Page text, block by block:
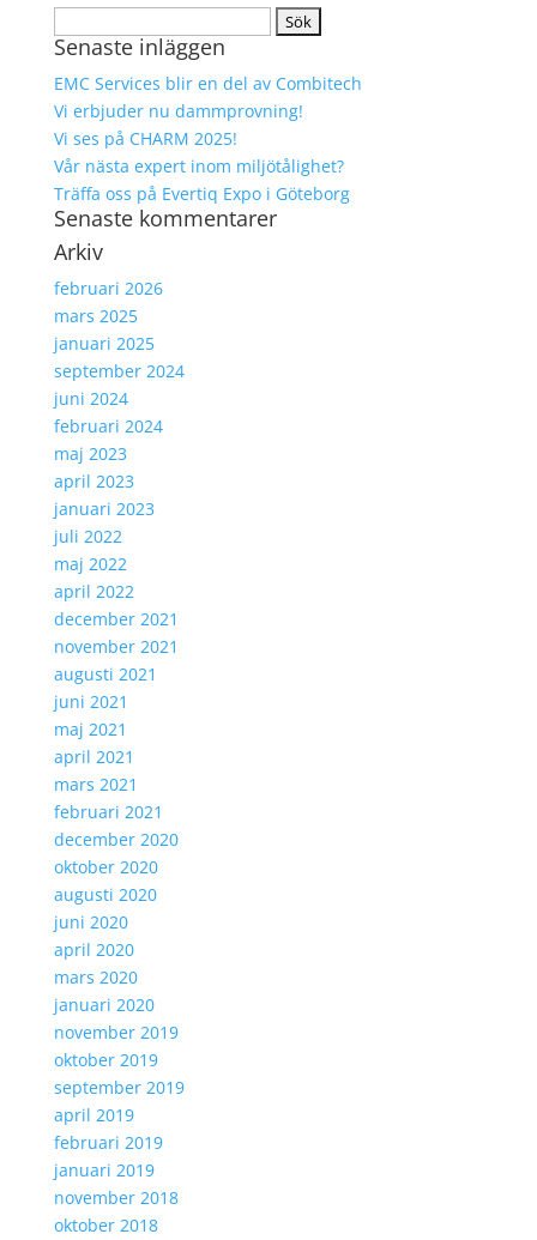
efter:
Senaste inläggen
EMC Services blir en del av Combitech
Vi erbjuder nu dammprovning!
Vi ses på CHARM 2025!
Vår nästa expert inom miljötålighet?
Träffa oss på Evertiq Expo i Göteborg
Senaste kommentarer
Arkiv
februari 2026
mars 2025
januari 2025
september 2024
juni 2024
februari 2024
maj 2023
april 2023
januari 2023
juli 2022
maj 2022
april 2022
december 2021
november 2021
augusti 2021
juni 2021
maj 2021
april 2021
mars 2021
februari 2021
december 2020
oktober 2020
augusti 2020
juni 2020
april 2020
mars 2020
januari 2020
november 2019
oktober 2019
september 2019
april 2019
februari 2019
januari 2019
november 2018
oktober 2018